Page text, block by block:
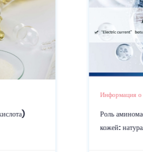
Роль аминомасляной кислоты (ГАМК) в
кожей: натуральное решение против